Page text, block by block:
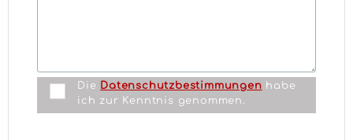
Die Datenschutzbestimmungen habe
ich zur Kenntnis genommen.